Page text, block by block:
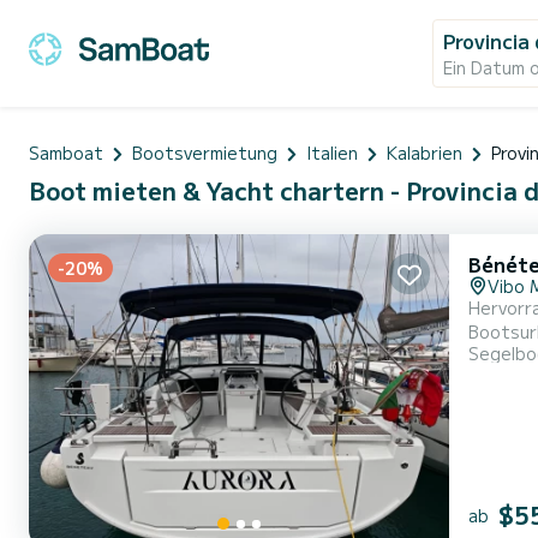
Provincia
Ein Datum
Samboat Bootsvermietung Italien Kalabrien
Boot mieten & Yacht chartern - Provincia
-20%
Vibo
Bootsurlaub mit
ab